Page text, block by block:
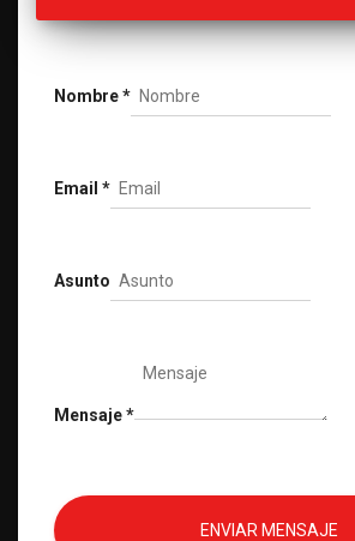
Nombre*
Email *
Asunto
Mensaje*
ENVIAR MENSAJE